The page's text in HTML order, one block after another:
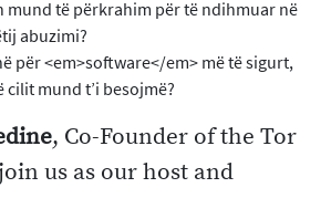
mund të përkrahim për të ndihmuar në
abuzimi?
për <em>software</em> më të sigurt,
cilit mund t’i besojmë?
, Co-Founder of the Tor
us as our host and